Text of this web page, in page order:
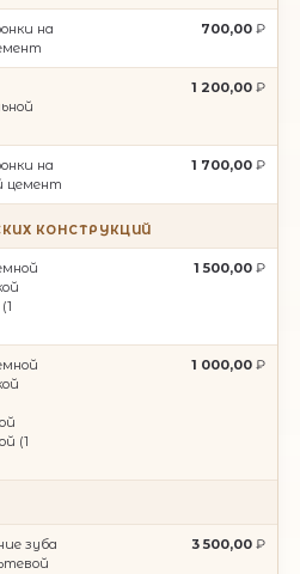
на
700,00
1 200,00
на
цемент
1 700,00
КОНСТРУКЦИЙ
1 500,00
(1
1 000,00
зуба
3 500,00